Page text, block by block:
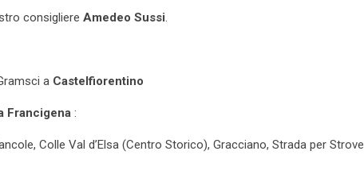
consigliere Amedeo Sussi
a Castelfiorentino
Francigena :
Colle Val d’Elsa (Centro Storico), Gracciano, Strada per Strove